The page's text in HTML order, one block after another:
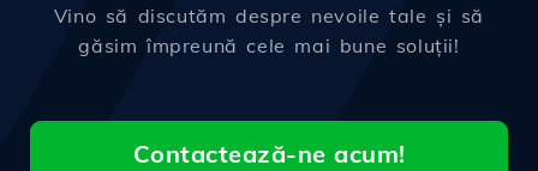
Vino să discutăm despre nevoile tale și să
găsim împreună cele mai bune soluții!
Contactează-ne acum!